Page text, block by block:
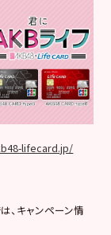
lifecard.jp/
、キャンペーン情